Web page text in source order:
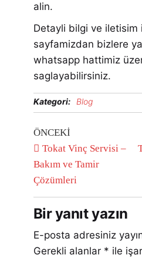
alin.
Detayli bilgi ve iletisim
sayfamizdan bizlere
whatsapp hattimiz
saglayabilirsiniz.
Kategori: Blog
ÖNCEKI
Tokat Vinç Servisi –
Bakım ve Tamir
Çözümleri
Bir yanıt yazın
E-posta adresiniz
Gerekli alanlar * ile